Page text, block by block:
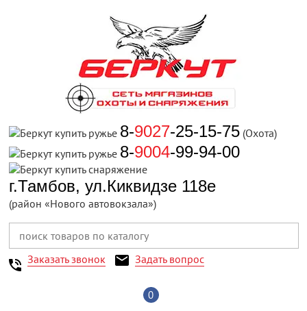
8-9027-25-15-75 (Охота)
8-9004-99-94-00
г.Тамбов, ул.Киквидзе 118е
(район «Нового автовокзала»)
Заказать звонок Задать вопрос
0